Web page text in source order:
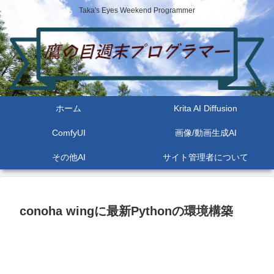
Taka's Eyes Weekend Programmer
ホーム Krita AI Diffusion
ComfyUI 画像/動画生成AI
その他AI サイト管理者について
conoha wingに最新Pythonの環境構築